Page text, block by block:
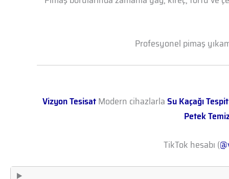
Profesyonel pimaş
Vizyon TesisatModern cihazlarlaSu Kaçağı
Petek
TikTok hesabı (